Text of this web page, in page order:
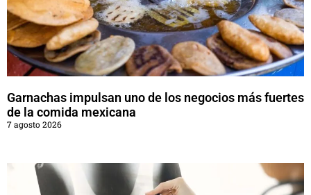
Garnachas impulsan uno de los negocios más fuertes
de la comida mexicana
7 agosto 2026